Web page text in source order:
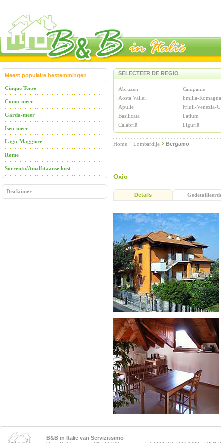
Meest populaire bestemmingen
Cinque Terre
Como-meer
Garda-meer
Iseo-meer
Lago-Maggiore
Rome
Sorrento/Amalfitaanse kust
Disclaimer
SELECTEER DE REGIO
Abruzen
Campanië
Aosta Vallei
Emilia-Romagna
Apulië
Friuli-Venezia-
Basilicata
Latium
Calabrië
Ligurië
Home Lombardije Bergamo
Oxio
Details
B&B in Italië van Servizissimo